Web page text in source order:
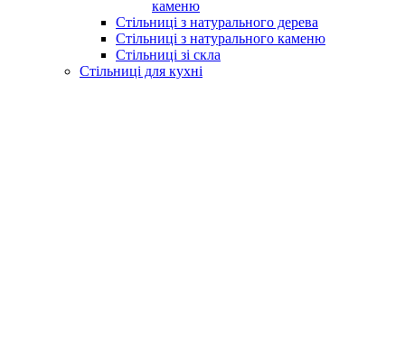
каменю
Стільниці з натурального дерева
Стільниці з натурального каменю
Стільниці зі скла
Стільниці для кухні